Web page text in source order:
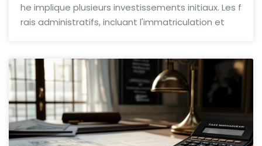
he implique plusieurs investissements initiaux. Les f
rais administratifs, incluant l'immatriculation et